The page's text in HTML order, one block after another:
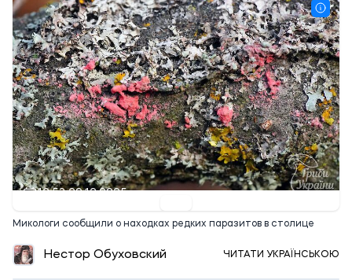
12:53 29.12.2025
Микологи сообщили о находках редких паразитов в столице
Нестор Обуховский ЧИТАТИ УКРАЇНСЬКОЮ